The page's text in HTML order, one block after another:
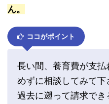
ん。
ココがポイント
長い間、養育費が支
めずに相談してみて下
過去に遡って請求でき